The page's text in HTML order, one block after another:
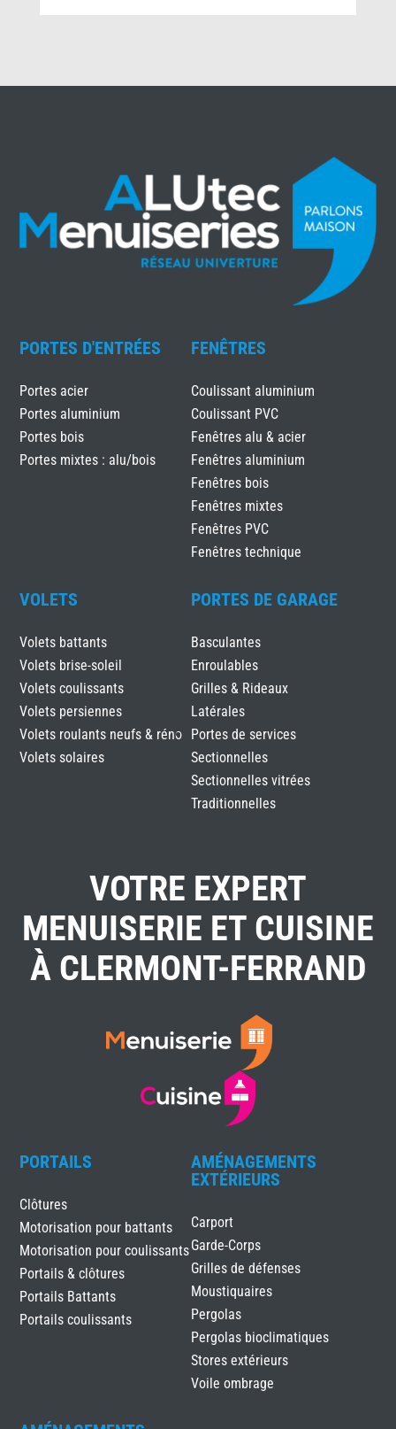
PORTES D'ENTRÉES
Portes acier
Portes aluminium
Portes bois
Portes mixtes : alu/bois
FENÊTRES
Coulissant aluminium
Coulissant PVC
Fenêtres alu & acier
Fenêtres aluminium
Fenêtres bois
Fenêtres mixtes
Fenêtres PVC
Fenêtres technique
VOLETS
Volets battants
Volets brise-soleil
Volets coulissants
Volets persiennes
Volets roulants neufs & réno
Volets solaires
PORTES DE GARAGE
Basculantes
Enroulables
Grilles & Rideaux
Latérales
Portes de services
Sectionnelles
Sectionnelles vitrées
Traditionnelles
VOTRE EXPERT
MENUISERIE ET CUISINE
À CLERMONT-FERRAND
PORTAILS
Clôtures
Motorisation pour battants
Motorisation pour coulissants
Portails & clôtures
Portails Battants
Portails coulissants
AMÉNAGEMENTS
EXTÉRIEURS
Carport
Garde-Corps
Grilles de défenses
Moustiquaires
Pergolas
Pergolas bioclimatiques
Stores extérieurs
Voile ombrage